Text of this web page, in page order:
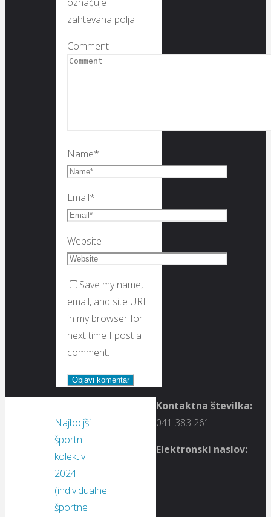
zahtevana polja
Comment
Name*
Email*
Website
Save my name,
email, and site URL
in my browser for
next time I post a
comment.
Najboljši
športni
kolektiv
2024
(individualne
športne
Kontaktna številka:
041 383 261
Elektronski naslov: